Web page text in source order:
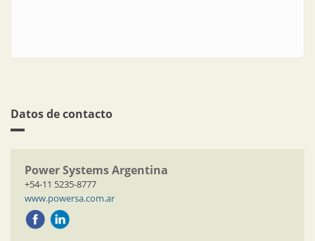
Datos de contacto
Power Systems Argentina
+54-11 5235-8777
www.powersa.com.ar